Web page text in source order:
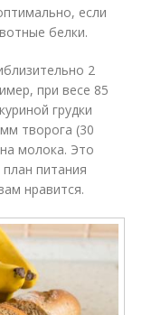
если
белки.
2
при весе 85
грудки
творога (30
молока. Это
питания
нравится.